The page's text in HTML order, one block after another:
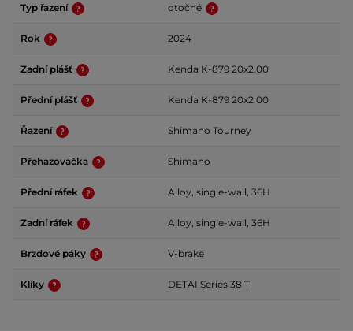
Typ řazení otočné
Rok 2024
Zadní plášť Kenda K-879 20x2.00
Přední plášť Kenda K-879 20x2.00
Řazení Shimano Tourney
Přehazovačka Shimano
Přední ráfek Alloy, single-wall, 36H
Zadní ráfek Alloy, single-wall, 36H
Brzdové páky V-brake
Kliky DETAI Series 38 T